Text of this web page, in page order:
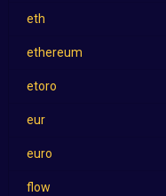
eth
ethereum
etoro
eur
euro
flow